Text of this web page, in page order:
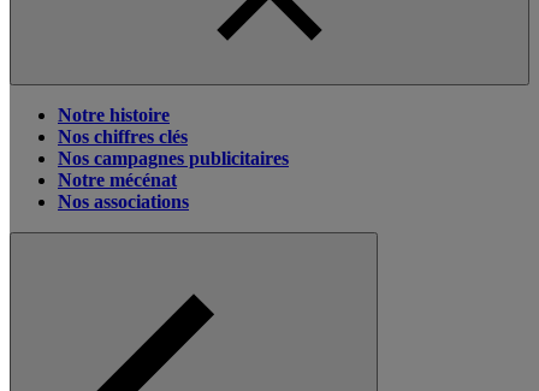
Notre histoire
Nos chiffres clés
Nos campagnes publicitaires
Notre mécénat
Nos associations